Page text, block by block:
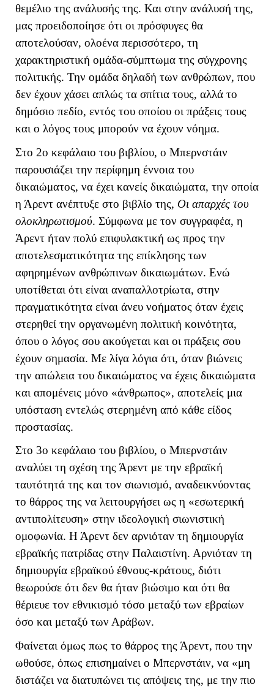
θεμέλιο της ανάλυσής της. Και στην ανάλυσή της,
μας προειδοποίησε ότι οι πρόσφυγες θα
αποτελούσαν, ολοένα περισσότερο, τη
χαρακτηριστική ομάδα-σύμπτωμα της σύγχρονης
πολιτικής. Την ομάδα δηλαδή των ανθρώπων, που
δεν έχουν χάσει απλώς τα σπίτια τους, αλλά το
δημόσιο πεδίο, εντός του οποίου οι πράξεις τους
και ο λόγος τους μπορούν να έχουν νόημα.
Στο 2ο κεφάλαιο του βιβλίου, ο Μπερνστάιν
παρουσιάζει την περίφημη έννοια του
δικαιώματος, να έχει κανείς δικαιώματα, την οποία
η Άρεντ ανέπτυξε στο βιβλίο της, Οι απαρχές του
ολοκληρωτισμού. Σύμφωνα με τον συγγραφέα, η
Άρεντ ήταν πολύ επιφυλακτική ως προς την
αποτελεσματικότητα της επίκλησης των
αφηρημένων ανθρώπινων δικαιωμάτων. Ενώ
υποτίθεται ότι είναι αναπαλλοτρίωτα, στην
πραγματικότητα είναι άνευ νοήματος όταν έχεις
στερηθεί την οργανωμένη πολιτική κοινότητα,
όπου ο λόγος σου ακούγεται και οι πράξεις σου
έχουν σημασία. Με λίγα λόγια ότι, όταν βιώνεις
την απώλεια του δικαιώματος να έχεις δικαιώματα
και απομένεις μόνο «άνθρωπος», αποτελείς μια
υπόσταση εντελώς στερημένη από κάθε είδος
προστασίας.
Στο 3ο κεφάλαιο του βιβλίου, ο Μπερνστάιν
αναλύει τη σχέση της Άρεντ με την εβραϊκή
ταυτότητά της και τον σιωνισμό, αναδεικνύοντας
το θάρρος της να λειτουργήσει ως η «εσωτερική
αντιπολίτευση» στην ιδεολογική σιωνιστική
ομοφωνία. Η Άρεντ δεν αρνιόταν τη δημιουργία
εβραϊκής πατρίδας στην Παλαιστίνη. Αρνιόταν τη
δημιουργία εβραϊκού έθνους-κράτους, διότι
θεωρούσε ότι δεν θα ήταν βιώσιμο και ότι θα
θέριευε τον εθνικισμό τόσο μεταξύ των εβραίων
όσο και μεταξύ των Αράβων.
Φαίνεται όμως πως το θάρρος της Άρεντ, που την
ωθούσε, όπως επισημαίνει ο Μπερνστάιν, να «μη
διστάζει να διατυπώνει τις απόψεις της, με την πιο